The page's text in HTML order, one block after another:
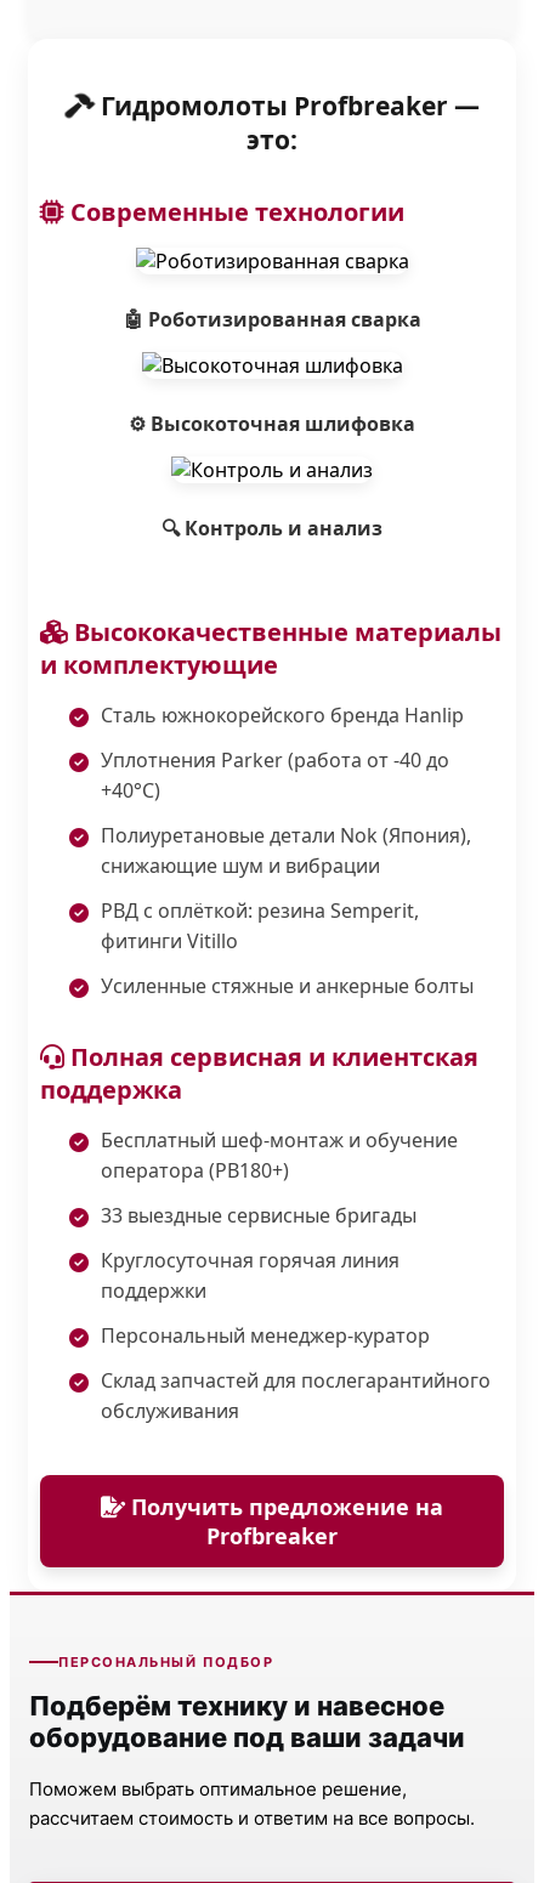
Гидромолоты Profbreaker —
это:
Современные технологии
🤖 Роботизированная сварка
⚙️ Высокоточная шлифовка
🔍 Контроль и анализ
Высококачественные материалы
и комплектующие
Сталь южнокорейского бренда Hanlip
Уплотнения Parker (работа от -40 до
+40°С)
Полиуретановые детали Nok (Япония),
снижающие шум и вибрации
РВД с оплёткой: резина Semperit,
фитинги Vitillo
Усиленные стяжные и анкерные болты
Полная сервисная и клиентская
поддержка
Бесплатный шеф-монтаж и обучение
оператора (PB180+)
33 выездные сервисные бригады
Круглосуточная горячая линия
поддержки
Персональный менеджер-куратор
Склад запчастей для послегарантийного
обслуживания
Получить предложение на
Profbreaker
ПЕРСОНАЛЬНЫЙ ПОДБОР
Подберём технику и навесное
оборудование под ваши задачи
Поможем выбрать оптимальное решение,
рассчитаем стоимость и ответим на все вопросы.